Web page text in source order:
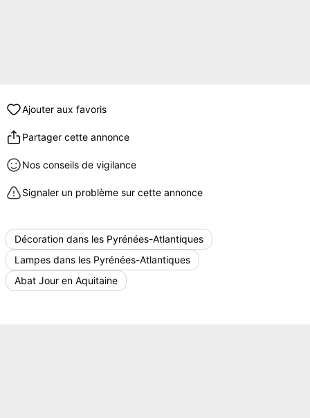
Ajouter aux favoris
Partager cette annonce
Nos conseils de vigilance
Signaler un problème sur cette annonce
Décoration dans les Pyrénées-Atlantiques
Lampes dans les Pyrénées-Atlantiques
Abat Jour en Aquitaine